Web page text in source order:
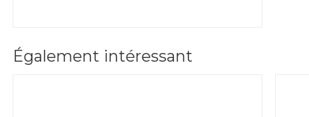
Également intéressant